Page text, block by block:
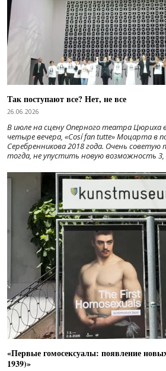
Так поступают все? Нет, не все
26.06.2026
В июле на сцену Оперного театра Цюриха
четыре вечера, «Cosí fan tutte» Моцарта в
Серебренникова 2018 года. Очень советую
тогда, не упустить новую возможность 3,
«Первые гомосексуалы: появление
1939)»